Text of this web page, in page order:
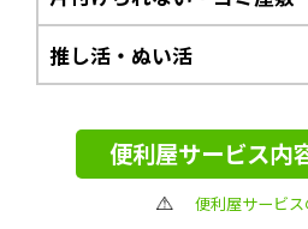
推し活・ぬい活
便利屋サービス内
便利屋サービ